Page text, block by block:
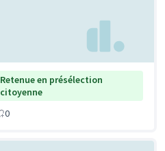
Retenue en présélection
citoyenne
0